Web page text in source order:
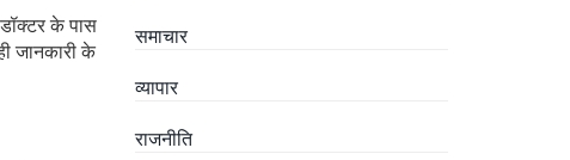
के पास
जानकारी के
समाचार
व्यापार
राजनीति